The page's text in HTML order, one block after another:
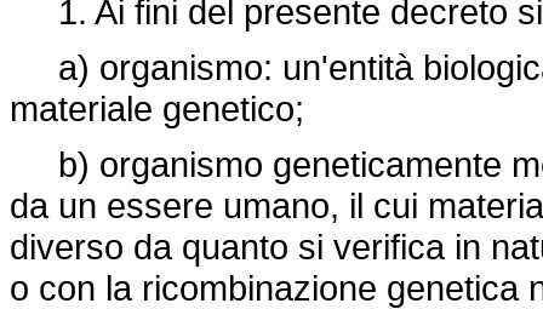
1. Ai fini del presente decreto
a) organismo: un'entità
materiale genetico;
b) organismo geneticamente
da un essere umano, il cui
diverso da quanto si verifica in
o con la ricombinazione genetica